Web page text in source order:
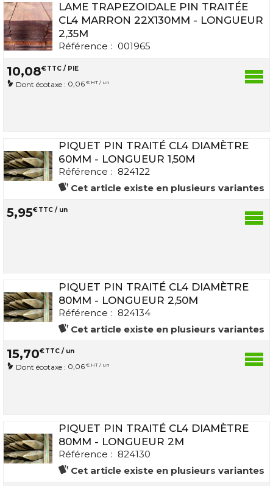
LAME TRAPEZOIDALE PIN TRAITÉE
CL4 MARRON 22X130MM - LONGUEUR
2,35M
Référence : 001965
10,08€TTC / PIE
Dont écotaxe : 0,06 € HT / un
PIQUET PIN TRAITÉ CL4 DIAMÈTRE
60MM - LONGUEUR 1,50M
Référence : 824122
Cet article existe en plusieurs variantes
5,95€TTC / un
PIQUET PIN TRAITÉ CL4 DIAMÈTRE
80MM - LONGUEUR 2,50M
Référence : 824134
Cet article existe en plusieurs variantes
15,70€TTC / un
Dont écotaxe : 0,06 € HT / un
PIQUET PIN TRAITÉ CL4 DIAMÈTRE
80MM - LONGUEUR 2M
Référence : 824130
Cet article existe en plusieurs variantes